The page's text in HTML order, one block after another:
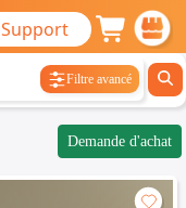
Support
Filtre avancé
Demande d'achat